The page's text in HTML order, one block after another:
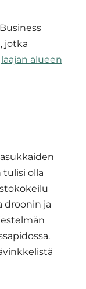
jotka
laajan alueen
tulisi olla
droonin ja